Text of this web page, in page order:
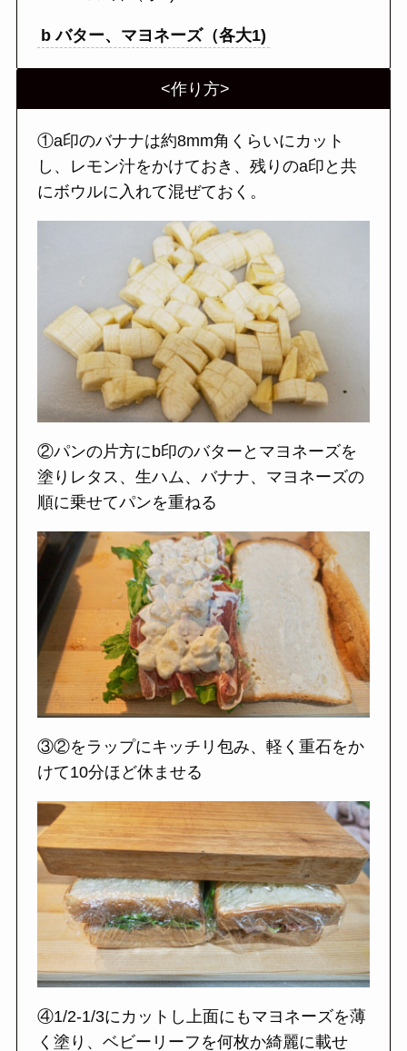
b バター、マヨネーズ（各大1)
<作り方>
①a印のバナナは約8mm角くらいにカット
し、レモン汁をかけておき、残りのa印と共
にボウルに入れて混ぜておく。
②パンの片方にb印のバターとマヨネーズを
塗りレタス、生ハム、バナナ、マヨネーズの
順に乗せてパンを重ねる
③②をラップにキッチリ包み、軽く重石をか
けて10分ほど休ませる
④1/2-1/3にカットし上面にもマヨネーズを薄
く塗り、ベビーリーフを何枚か綺麗に載せ